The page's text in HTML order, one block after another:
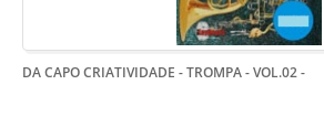
DA CAPO CRIATIVIDADE - TROMPA - VOL.02-